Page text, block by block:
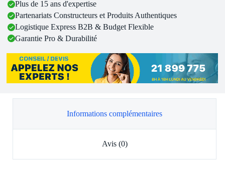
Plus de 15 ans d'expertise
Partenariats Constructeurs et Produits Authentiques
Logistique Express B2B & Budget Flexible
Garantie Pro & Durabilité
Informations complémentaires
Avis (0)